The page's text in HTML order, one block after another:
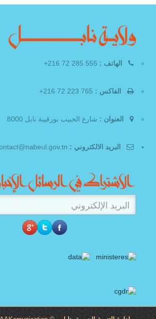
الهاتف :
الفاكس :
العنوان : شارع الحبيب بورقيبة نابل 8000
البريد الالكتروني :